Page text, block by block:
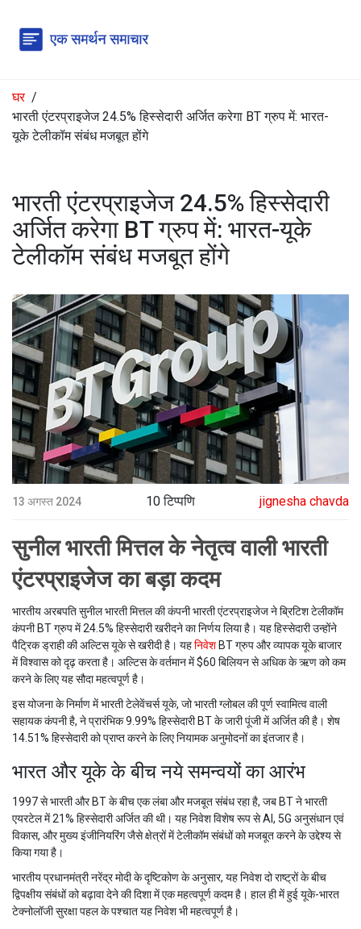
घर
भारती एंटरप्राइजेज 24.5% हिस्सेदारी अर्जित करेगा BT ग्रुप में: भारत-
यूके टेलीकॉम संबंध मजबूत होंगे
भारती एंटरप्राइजेज 24.5% हिस्सेदारी
अर्जित करेगा BT ग्रुप में: भारत-यूके
टेलीकॉम संबंध मजबूत होंगे
13 अगस्त 2024 10 टिप्पणि jignesha chavda
सुनील भारती मित्तल के नेतृत्व वाली भारती
एंटरप्राइजेज का बड़ा कदम
भारतीय अरबपति सुनील भारती मित्तल की कंपनी भारती एंटरप्राइजेज ने ब्रिटिश टेलीकॉम
कंपनी BT ग्रुप में 24.5% हिस्सेदारी खरीदने का निर्णय लिया है। यह हिस्सेदारी उन्होंने
पैट्रिक ड्राही की अल्टिस यूके से खरीदी है। यहनिवेशBT ग्रुप और व्यापक यूके बाजार
में विश्वास को दृढ़ करता है। अल्टिस के वर्तमान में $60 बिलियन से अधिक के ऋण को कम
करने के लिए यह सौदा महत्वपूर्ण है।
इस योजना के निर्माण में भारती टेलेवेंचर्स यूके, जो भारती ग्लोबल की पूर्ण स्वामित्व वाली
सहायक कंपनी है, ने प्रारंभिक 9.99% हिस्सेदारी BT के जारी पूंजी में अर्जित की है। शेष
14.51% हिस्सेदारी को प्राप्त करने के लिए नियामक अनुमोदनों का इंतजार है।
भारत और यूके के बीच नये समन्वयों का आरंभ
1997 से भारती और BT के बीच एक लंबा और मजबूत संबंध रहा है, जब BT ने भारती
एयरटेल में 21% हिस्सेदारी अर्जित की थी। यह निवेश विशेष रूप से AI, 5G अनुसंधान एवं
विकास, और मुख्य इंजीनियरिंग जैसे क्षेत्रों में टेलीकॉम संबंधों को मजबूत करने के उद्देश्य से
किया गया है।
भारतीय प्रधानमंत्री नरेंद्र मोदी के दृष्टिकोण के अनुसार, यह निवेश दो राष्ट्रों के बीच
द्विपक्षीय संबंधों को बढ़ावा देने की दिशा में एक महत्वपूर्ण कदम है। हाल ही में हुई यूके-भारत
टेक्नोलॉजी सुरक्षा पहल के पश्चात यह निवेश भी महत्वपूर्ण है।